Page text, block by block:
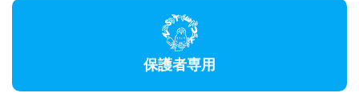
保護者専用